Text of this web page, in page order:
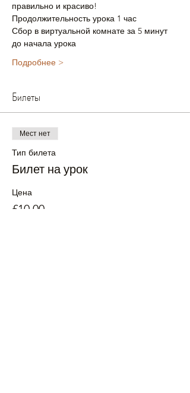
правильно и красиво!
Продолжительность урока 1 час
Сбор в виртуальной комнате за 5 минут
до начала урока
Подробнее >
Билеты
Мест нет
Тип билета
Билет на урок
Цена
£10.00